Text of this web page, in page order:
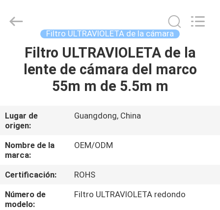
HOGAR
PRODUCTOS
SOBRE
NOSOTROS
VIAJE
DE
LA
Shadow
Technology
Filtro ULTRAVIOLETA de la cámara
Filtro ULTRAVIOLETA de la
lente de cámara del marco
55m m de 5.5m m
Lugar de
origen:
Guangdong, China
Nombre de la
marca:
OEM/ODM
Certificación:
ROHS
Número de
modelo:
Filtro ULTRAVIOLETA redondo